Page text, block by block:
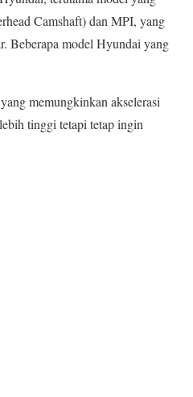
Camshaft) dan MPI, yang
Beberapa model Hyundai yang
memungkinkan akselerasi
tinggi tetapi tetap ingin